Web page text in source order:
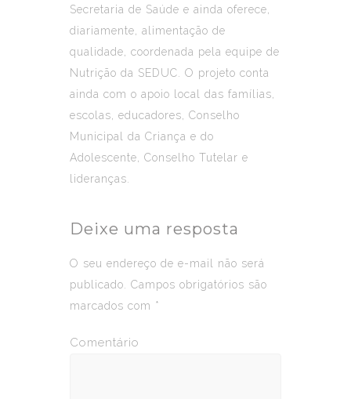
Secretaria de Saúde e ainda oferece,
diariamente, alimentação de
qualidade, coordenada pela equipe de
Nutrição da SEDUC. O projeto conta
ainda com o apoio local das famílias,
escolas, educadores, Conselho
Municipal da Criança e do
Adolescente, Conselho Tutelar e
lideranças.
Deixe uma resposta
O seu endereço de e-mail não será
publicado.
Campos obrigatórios são
marcados com *
Comentário